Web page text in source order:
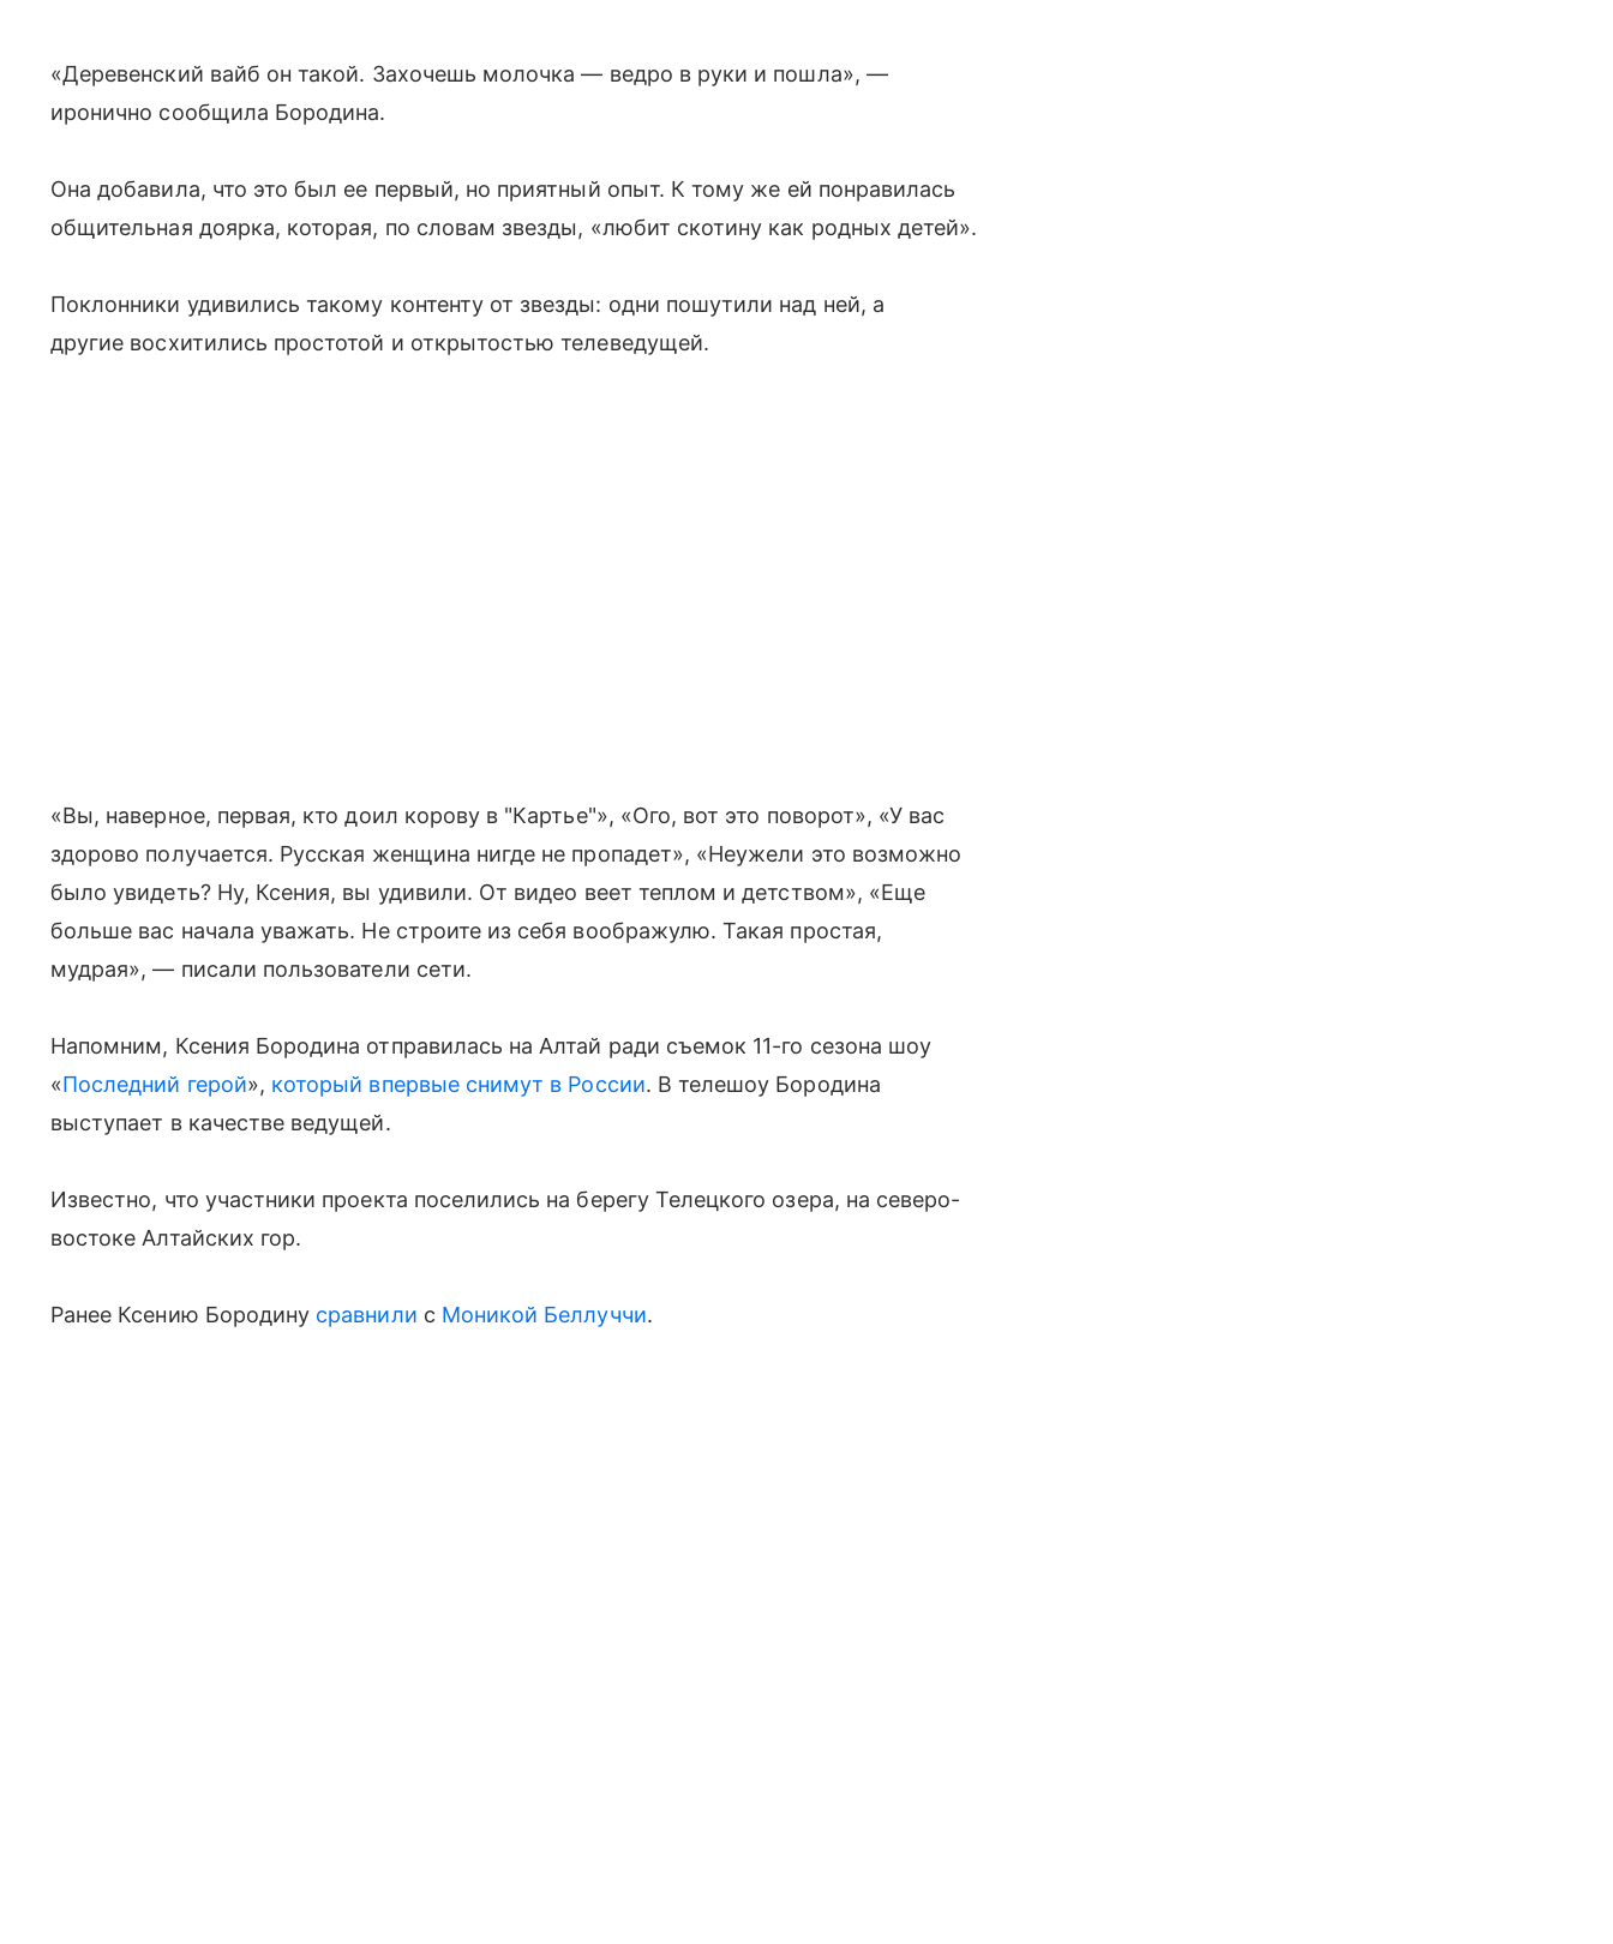
«Деревенский вайб он такой. Захочешь молочка — ведро в руки и пошла», —
иронично сообщила Бородина.
Она добавила, что это был ее первый, но приятный опыт. К тому же ей понравилась
общительная доярка, которая, по словам звезды, «любит скотину как родных детей».
Поклонники удивились такому контенту от звезды: одни пошутили над ней, а
другие восхитились простотой и открытостью телеведущей.
«Вы, наверное, первая, кто доил корову в "Картье"», «Ого, вот это поворот», «У вас
здорово получается. Русская женщина нигде не пропадет», «Неужели это возможно
было увидеть? Ну, Ксения, вы удивили. От видео веет теплом и детством», «Еще
больше вас начала уважать. Не строите из себя воображулю. Такая простая,
мудрая», — писали пользователи сети.
Напомним, Ксения Бородина отправилась на Алтай ради съемок 11-го сезона шоу
«Последний герой», который впервые снимут в России. В телешоу Бородина
выступает в качестве ведущей.
Известно, что участники проекта поселились на берегу Телецкого озера, на северо-
востоке Алтайских гор.
Ранее Ксению Бородину сравнили с Моникой Беллуччи.